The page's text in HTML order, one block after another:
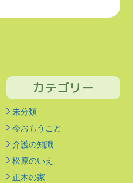
カテゴリー
未分類
今おもうこと
介護の知識
松原のいえ
正木の家